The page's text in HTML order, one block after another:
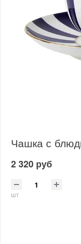
2 320 руб
шт